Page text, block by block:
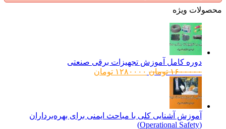
ویژه
دوره کامل آموزش تجهیزات برقی صنعتی
۱۶۰۰۰۰۰ تومانقیمت
۱۲۸۰۰۰۰ تومانقیمت
آموزش آشنایی کلی با مباحث ایمنی برای بهره‌برداران